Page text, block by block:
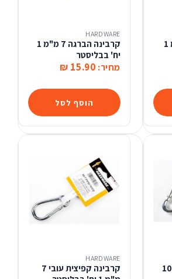
קרבינה סביבון 6 ס"מ 1
הוסף לסל
HARDWARE
קרבינה הברגה 7 מ"מ 1
יח' בבליסטר
מחיר: 15.90 ₪
קרבינה קפיצית עובי 10
HARDWARE
קרבינה קפיצית עובי 7